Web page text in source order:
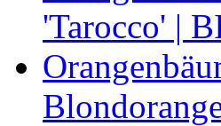
'Tarocco' |